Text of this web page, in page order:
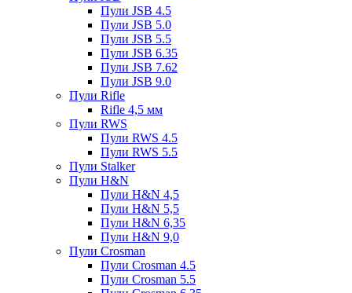
Пули JSB 4.5
Пули JSB 5.0
Пули JSB 5.5
Пули JSB 6.35
Пули JSB 7.62
Пули JSB 9.0
Пули Rifle
Rifle 4,5 мм
Пули RWS
Пули RWS 4.5
Пули RWS 5.5
Пули Stalker
Пули H&N
Пули H&N 4,5
Пули H&N 5,5
Пули H&N 6,35
Пули H&N 9,0
Пули Crosman
Пули Crosman 4.5
Пули Crosman 5.5